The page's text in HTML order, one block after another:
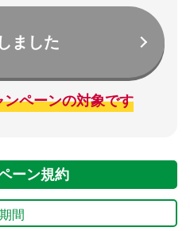
ました
ペーンの対象です
ーン規約
期間